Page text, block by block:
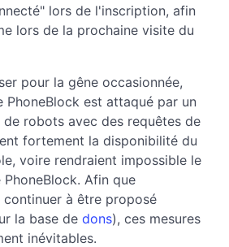
lors de l'inscription, afin
lors de la prochaine visite du
pour la gêne occasionnée,
PhoneBlock est attaqué par un
robots avec des requêtes de
fortement la disponibilité du
voire rendraient impossible le
Afin que
continuer à être proposé
la base de dons), ces mesures
inévitables.